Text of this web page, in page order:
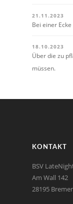
21.11.2023
Bei einer
18.10.2023
Über die zu
müssen.
KONTAKT
BSV
Am Wall 142
28195